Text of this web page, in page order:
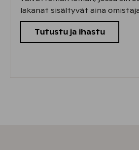
lakanat sisältyvät aina
Tutustu ja ihastu